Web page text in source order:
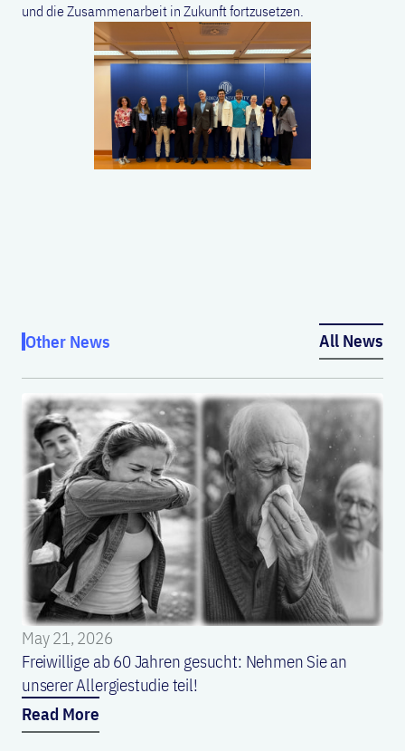
und die Zusammenarbeit in Zukunft fortzusetzen.
Other News All News
May 21, 2026
Freiwillige ab 60 Jahren gesucht: Nehmen Sie an
unserer Allergiestudie teil!
Read More